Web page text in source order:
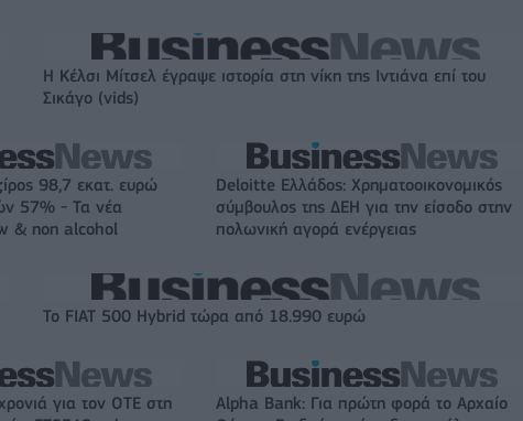
Η Κέλσι Μίτσελ έγραψε ιστορία στη νίκη της Ιντιάνα επί του
Σικάγο (vids)
98,7 εκατ. ευρώ
57% - Τα νέα
& non alcohol
Deloitte Ελλάδος: Χρηματοοικονομικός
σύμβουλος της ΔΕΗ για την είσοδο στην
πολωνική αγορά ενέργειας
Το FIAT 500 Hybrid τώρα από 18.990 ευρώ
για τον ΟΤΕ στη
Alpha Bank: Για πρώτη φορά το Αρχαίο